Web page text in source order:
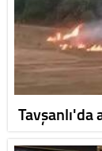
Tavşanlı'da